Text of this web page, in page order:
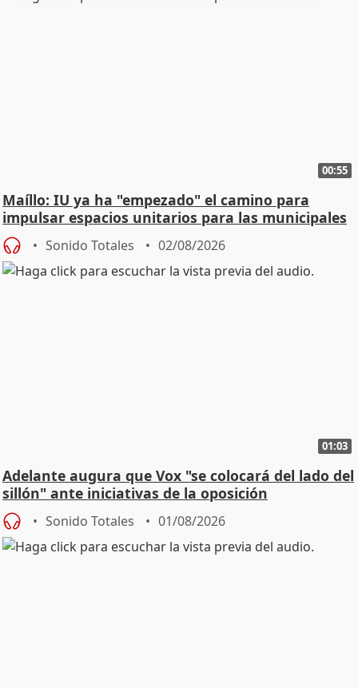
00:55
Maíllo: IU ya ha "empezado" el camino para
impulsar espacios unitarios para las municipales
Sonido Totales 02/08/2026
01:03
Adelante augura que Vox "se colocará del lado del
sillón" ante iniciativas de la oposición
Sonido Totales 01/08/2026